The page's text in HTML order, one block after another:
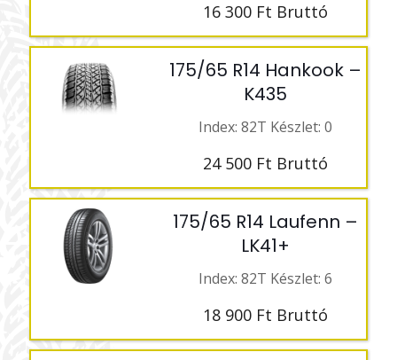
16 300 Ft Bruttó
175/65 R14 Hankook –
K435
Index: 82T Készlet: 0
24 500 Ft Bruttó
175/65 R14 Laufenn –
LK41+
Index: 82T Készlet: 6
18 900 Ft Bruttó